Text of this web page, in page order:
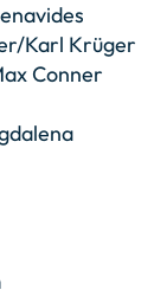
Karl Krüger
Conner